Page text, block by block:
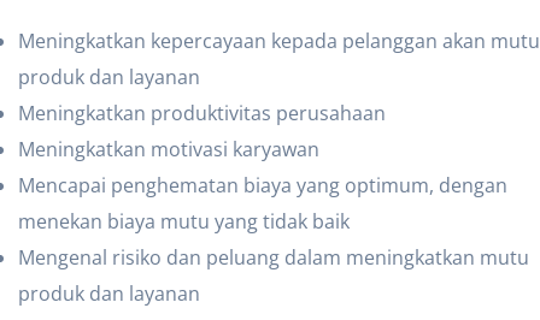
Meningkatkan kepercayaan kepada pelanggan akan mutu
produk dan layanan
Meningkatkan produktivitas perusahaan
Meningkatkan motivasi karyawan
Mencapai penghematan biaya yang optimum, dengan
menekan biaya mutu yang tidak baik
Mengenal risiko dan peluang dalam meningkatkan mutu
produk dan layanan